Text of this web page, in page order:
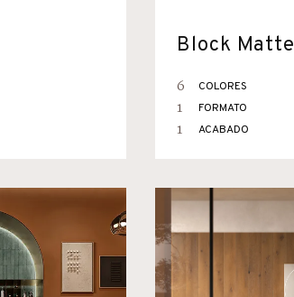
Block Matte
6 COLORES
1 FORMATO
1 ACABADO